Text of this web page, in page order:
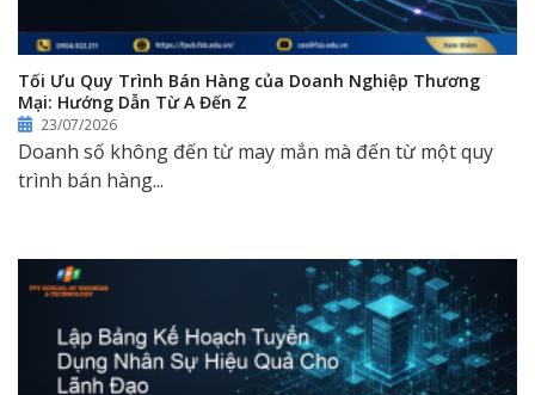
Tối Ưu Quy Trình Bán Hàng của Doanh Nghiệp Thương
Mại: Hướng Dẫn Từ A Đến Z
23/07/2026
Doanh số không đến từ may mắn mà đến từ một quy
trình bán hàng...